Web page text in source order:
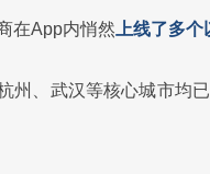
在App内悄然 上线了多
州、武汉等核心城市均